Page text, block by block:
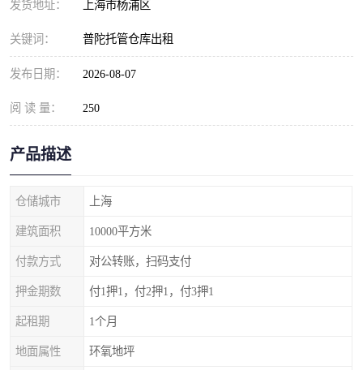
发货地址： 上海市杨浦区
关键词： 普陀托管仓库出租
发布日期： 2026-08-07
阅 读 量： 250
产品描述
仓储城市 上海
建筑面积 10000平方米
付款方式 对公转账，扫码支付
押金期数 付1押1，付2押1，付3押1
起租期 1个月
地面属性 环氧地坪